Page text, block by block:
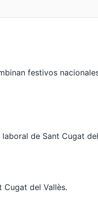
festivos
de Sant Cugat
del Vallès.